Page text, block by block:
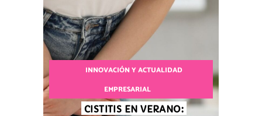
INNOVACIÓN Y ACTUALIDAD
EMPRESARIAL
CISTITIS EN VERANO: